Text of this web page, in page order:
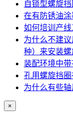
自锁型螺旋
在有防锈油涂
如何培训产线
为什么不建
种）来安装螺
装配环境中带
孔用螺旋挡圈
为什么有些
×